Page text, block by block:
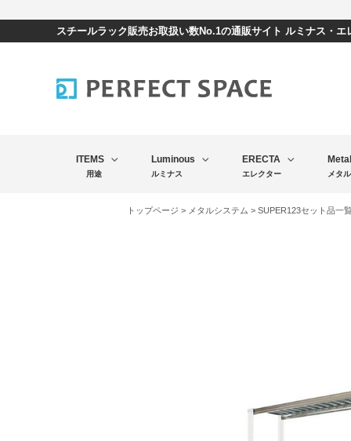
スチールラック販売お取扱い数No.1の通販サイト ルミナス・
ITEMS
用途
Luminous
ルミナス
ERECTA
エレクター メタ
トップページ > メタルシステム > SUPER123セット品一